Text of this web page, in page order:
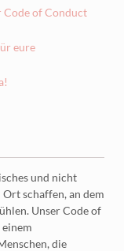
Code of Conduct
eure
und nicht
schaffen, an dem
Unser Code of
die